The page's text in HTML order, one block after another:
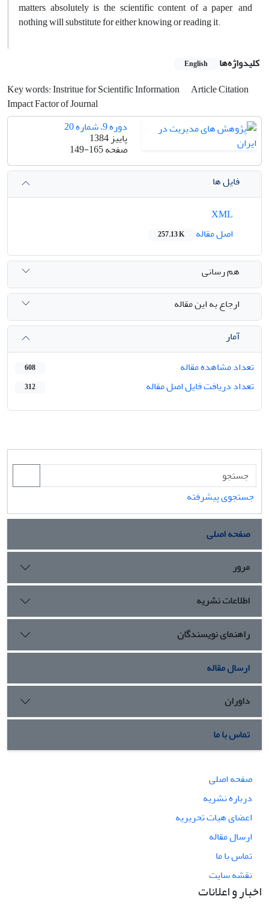
matters absolutely is the scientific content of a paper, and
nothing will substitute for either knowing or reading it.
کلیدواژه‌ها English
Key words: Instritue for Scientific Information
Article Citation
Impact Factor of Journal
دوره 9، شماره 20
پاییز 1384
صفحه149-165
فایل ها
اصل مقاله
257.13 K
هم رسانی
ارجاع به این مقاله
آمار
تعداد مشاهده مقاله
608
تعداد دریافت فایل اصل مقاله 312
جستجوی پیشرفته
صفحه اصلی
مرور
اطلاعات نشریه
راهنمای نویسندگان
ارسال مقاله
داوران
تماس با ما
صفحه اصلی
درباره نشریه
اعضای هیات تحریریه
ارسال مقاله
تماس با ما
نقشه سایت
اخبار و اعلانات